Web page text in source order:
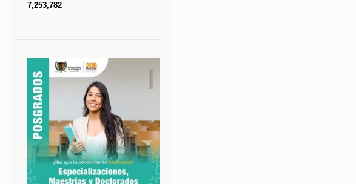
7,253,782